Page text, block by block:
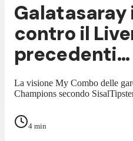
contro il
precedenti...
La visione My Combo delle
Champions secondo
4 min